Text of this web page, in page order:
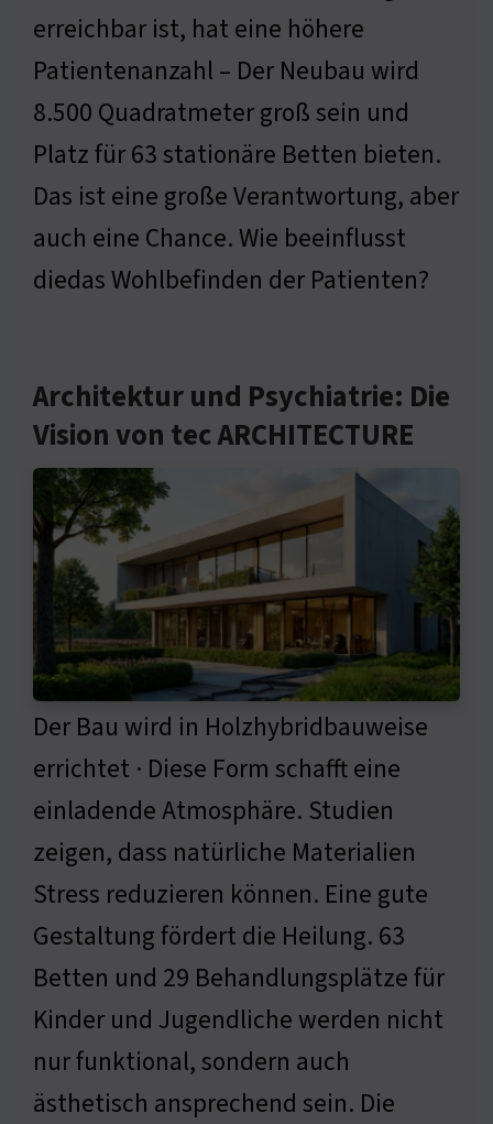
erreichbar ist, hat eine höhere
Patientenanzahl – Der Neubau wird
8.500 Quadratmeter groß sein und
Platz für 63 stationäre Betten bieten.
Das ist eine große Verantwortung, aber
auch eine Chance. Wie beeinflusst
diedas Wohlbefinden der Patienten?
Architektur und Psychiatrie: Die
Vision von tec ARCHITECTURE
Der Bau wird in Holzhybridbauweise
errichtet · Diese Form schafft eine
einladende Atmosphäre. Studien
zeigen, dass natürliche Materialien
Stress reduzieren können. Eine gute
Gestaltung fördert die Heilung. 63
Betten und 29 Behandlungsplätze für
Kinder und Jugendliche werden nicht
nur funktional, sondern auch
ästhetisch ansprechend sein. Die